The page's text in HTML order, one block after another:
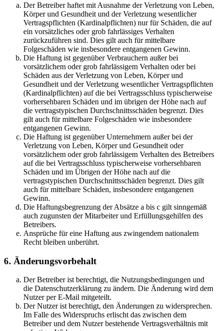
Der Betreiber haftet mit Ausnahme der Verletzung von Leben,
Körper und Gesundheit und der Verletzung wesentlicher
Vertragspflichten (Kardinalpflichten) nur für Schäden, die auf
ein vorsätzliches oder grob fahrlässiges Verhalten
zurückzuführen sind. Dies gilt auch für mittelbare
Folgeschäden wie insbesondere entgangenen Gewinn.
Die Haftung ist gegenüber Verbrauchern außer bei
vorsätzlichem oder grob fahrlässigem Verhalten oder bei
Schäden aus der Verletzung von Leben, Körper und
Gesundheit und der Verletzung wesentlicher Vertragspflichten
(Kardinalpflichten) auf die bei Vertragsschluss typischerweise
vorhersehbaren Schäden und im übrigen der Höhe nach auf
die vertragstypischen Durchschnittsschäden begrenzt. Dies
gilt auch für mittelbare Folgeschäden wie insbesondere
entgangenen Gewinn.
Die Haftung ist gegenüber Unternehmern außer bei der
Verletzung von Leben, Körper und Gesundheit oder
vorsätzlichem oder grob fahrlässigem Verhalten des Betreibers
auf die bei Vertragsschluss typischerweise vorhersehbaren
Schäden und im Übrigen der Höhe nach auf die
vertragstypischen Durchschnittsschäden begrenzt. Dies gilt
auch für mittelbare Schäden, insbesondere entgangenen
Gewinn.
Die Haftungsbegrenzung der Absätze a bis c gilt sinngemäß
auch zugunsten der Mitarbeiter und Erfüllungsgehilfen des
Betreibers.
Ansprüche für eine Haftung aus zwingendem nationalem
Recht bleiben unberührt.
6. Änderungsvorbehalt
Der Betreiber ist berechtigt, die Nutzungsbedingungen und
die Datenschutzerklärung zu ändern. Die Änderung wird dem
Nutzer per E-Mail mitgeteilt.
Der Nutzer ist berechtigt, den Änderungen zu widersprechen.
Im Falle des Widerspruchs erlischt das zwischen dem
Betreiber und dem Nutzer bestehende Vertragsverhältnis mit